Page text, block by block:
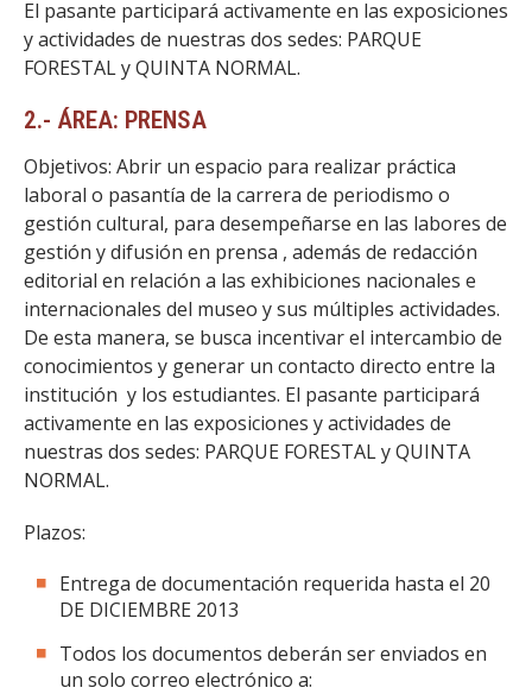
El pasante participará activamente en las exposiciones
y actividades de nuestras dos sedes: PARQUE
FORESTAL y QUINTA NORMAL.
2.- ÁREA: PRENSA
Objetivos: Abrir un espacio para realizar práctica
laboral o pasantía de la carrera de periodismo o
gestión cultural, para desempeñarse en las labores de
gestión y difusión en prensa , además de redacción
editorial en relación a las exhibiciones nacionales e
internacionales del museo y sus múltiples actividades.
De esta manera, se busca incentivar el intercambio de
conocimientos y generar un contacto directo entre la
institución y los estudiantes. El pasante participará
activamente en las exposiciones y actividades de
nuestras dos sedes: PARQUE FORESTAL y QUINTA
NORMAL.
Plazos:
Entrega de documentación requerida hasta el 20
DE DICIEMBRE 2013
Todos los documentos deberán ser enviados en
un solo correo electrónico a: